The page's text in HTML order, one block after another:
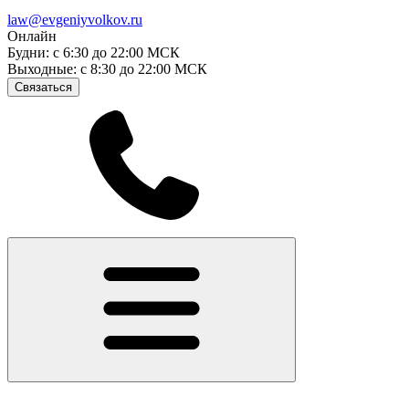
law@evgeniyvolkov.ru
Онлайн
Будни: с 6:30 до 22:00 МСК
Выходные: с 8:30 до 22:00 МСК
Связаться